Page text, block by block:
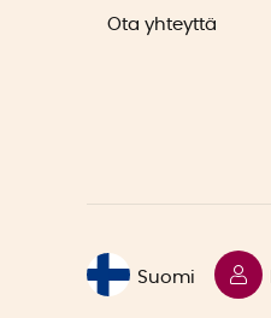
Ota yhteyttä
Suomi